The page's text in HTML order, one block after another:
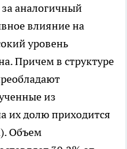
аналогичный
влияние на
уровень
Причем в структуре
из
их долю приходится
Объем